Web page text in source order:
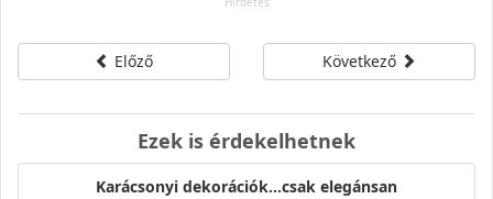
Előző Következő
Ezek is érdekelhetnek
Karácsonyi dekorációk...csak elegánsan